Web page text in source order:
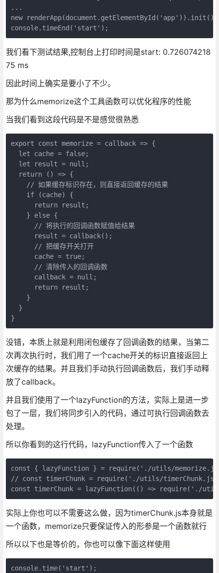
...
new renderApp(document.getElementById('app')).init();
我们看下测试结果,控制台上打印时间是start: 0.726074218
75 ms
因此时间上确实是要小了不少。
那为什么memorize这个工具函数可以优化程序的性能
当我们看到这段代码是不是感觉很熟悉
export const memorize = callback => {
let cache = false;
let result = null;
return () => {
// 如果缓存标识存在，则直接返回缓存的结果
if (cache) {
return result;
} else {
// 将执行的回调函数赋值给结果
result = callback();
// 把缓存开关打开
cache = true;
// 清除传入的回调函数
callback = null;
return result;
}
}
没错，本质上就是利用闭包缓存了回调函数的结果，当第二
次再次执行时，我们用了一个cache开关的标识直接返回上
次缓存的结果。并且我们手动执行回调函数后，我们手动释
放了callback。
并且我们使用了一个lazyFunction的方法，实际上是进一步
包了一层，我们将同步引入的代码，通过可执行回调函数去
处理。
所以你看到的这行代码，lazyFunction传入了一个函数
const { lazyFunction } = require('./utils/
// const timerChunk = require('./utils/
实际上你也可以不需要这么做，因为timerChunk.js本身就是
一个函数，memorize只要保证传入的形参是一个函数就行
所以以下也是等价的，你也可以像下面这样使用
console.time('start');